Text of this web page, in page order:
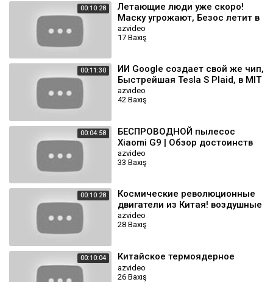
00:10:28
Летающие люди уже скоро!
Маску угрожают, Безос летит в
космос, Tesla опять глючит и
другие новости.
azvideo
17 Baxış
00:11:30
ИИ Google создает свой же чип,
Быстрейшая Tesla S Plaid, в MIT
создали умную ткань и другие
новости
azvideo
42 Baxış
00:04:58
БЕСПРОВОДНОЙ пылесос
Xiaomi G9 | Обзор достоинств
azvideo
33 Baxış
00:10:28
Космические революционные
двигатели из Китая! воздушные
стоянки для аэротакси и
другие новости
azvideo
28 Baxış
00:10:04 Китайское термоядерное
azvideo
26 Baxış